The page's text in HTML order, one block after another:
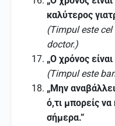
καλύτερος
(Timpul este
doctor.)
„Ο χρόνος
(Timpul este
„Μην
ό,τι μπορείς να
σήμερα.”